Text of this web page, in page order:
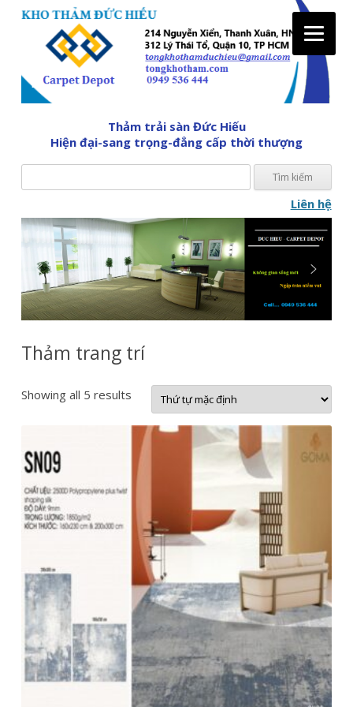
Thảm trải sàn Đức Hiếu
Hiện đại-sang trọng-đẳng cấp thời thượng
Liên hệ
Skip
to
content
Thảm trang trí
Showing all 5 results